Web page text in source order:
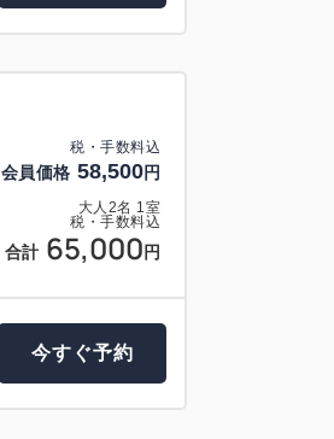
税・手数料込
会員価格 58,500円
大人 2名 1室
税・手数料込
合計 65,000 円
今すぐ予約